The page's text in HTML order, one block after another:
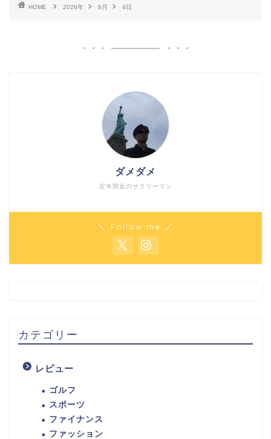
HOME 2026年 6月 4日
定年間近のサラリーマン
ダメダメ
＼ Follow me ／
カテゴリー
レビュー
ゴルフ
スポーツ
ファイナンス
ファッション